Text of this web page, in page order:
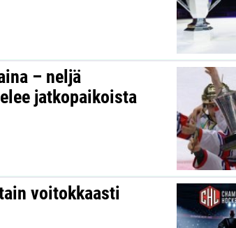
– neljä
jatkopaikoista
voitokkaasti